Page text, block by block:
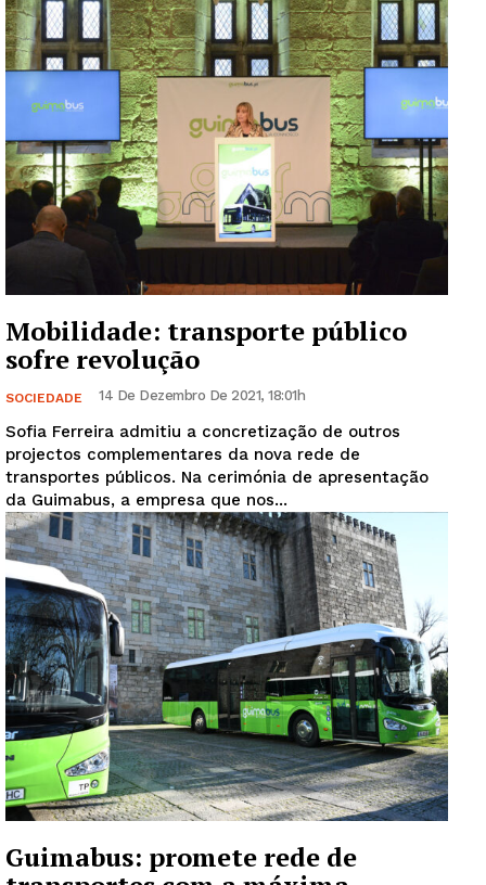
Mobilidade: transporte público
sofre revolução
SOCIEDADE 14 De Dezembro De 2021, 18:01h
Sofia Ferreira admitiu a concretização de outros
projectos complementares da nova rede de
transportes públicos. Na cerimónia de apresentação
da Guimabus, a empresa que nos...
Guimabus: promete rede de